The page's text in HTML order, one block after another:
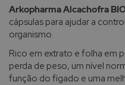
Arkopharma Alcachofra
cápsulas para ajudar a
organismo.
Rico em extrato e folha em
perda de peso, um nível
função do fígado e uma